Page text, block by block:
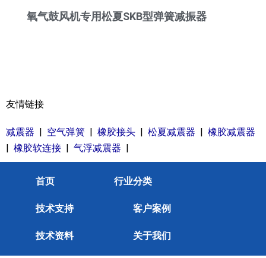
氧气鼓风机专用松夏SKB型弹簧减振器
友情链接
减震器 | 空气弹簧 | 橡胶接头 | 松夏减震器 | 橡胶减震器
| 橡胶软连接 | 气浮减震器 |
首页 行业分类
技术支持 客户案例
技术资料 关于我们